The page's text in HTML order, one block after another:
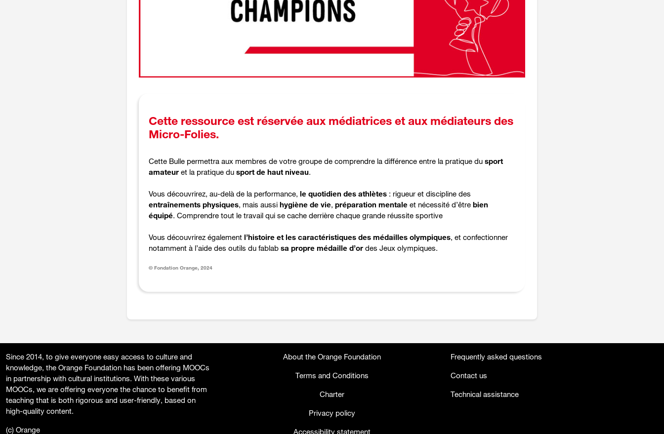
Cette ressource est réservée aux médiatrices et aux médiateurs des
Micro-Folies.
Cette Bulle permettra aux membres de votre groupe de comprendre la différence entre la pratique du sport
amateur et la pratique du sport de haut niveau.
Vous découvrirez, au-delà de la performance, le quotidien des athlètes : rigueur et discipline des
entraînements physiques, mais aussi hygiène de vie, préparation mentale et nécessité d’être bien
équipé. Comprendre tout le travail qui se cache derrière chaque grande réussite sportive
Vous découvrirez également l’histoire et les caractéristiques des médailles olympiques, et confectionner
notamment à l’aide des outils du fablab sa propre médaille d’or des Jeux olympiques.
© Fondation Orange, 2024
Since 2014, to give everyone easy access to culture and
knowledge, the Orange Foundation has been offering MOOCs
in partnership with cultural institutions. With these various
MOOCs, we are offering everyone the chance to benefit from
teaching that is both rigorous and user-friendly, based on
high-quality content.
(c) Orange
About the Orange Foundation
Terms and Conditions
Charter
Privacy policy
Accessibility statement
Frequently asked questions
Contact us
Technical assistance